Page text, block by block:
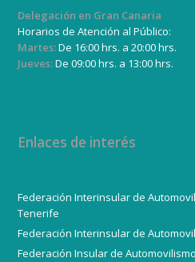
Delegación en Gran Canaria
Horarios de Atención al Público:
Martes:De 16:00 hrs. a 20:00 hrs.
Jueves:De 09:00 hrs. a 13:00 hrs.
Enlaces de interés
Federación Interinsular de
Tenerife
Federación Interinsular de
Federación Insular de